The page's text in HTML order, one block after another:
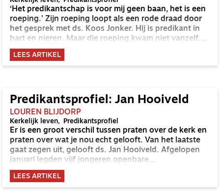
‘Het predikantschap is voor mij geen baan, het is een
roeping.’ Zijn roeping loopt als een rode draad door
het gesprek met ds. Koos Jonker. Hij is predikant in
hart en nieren. Maar die roeping kwam niet vanzelf.
Zijn Zuid-Afrikaanse accent verraadt meteen dat die
weg op zijn minst één landsgrens overging. Meer dan
eens ging dat als bij Mozes en Jeremia: tegen zijn
LEES ARTIKEL
Predikantsprofiel: Jan Hooiveld
LOUREN BLIJDORP
Kerkelijk leven Predikantsprofiel
Er is een groot verschil tussen praten over de kerk en
praten over wat je nou echt gelooft. Van het laatste
gaat zegen uit, gelooft ds. Jan Hooiveld. Afgelopen
januari legden vijf jongeren openbare
geloofsbelijdenis af in zijn gemeente. Ze gaven
allemaal een getuigenis in de dienst, heel persoonlijk.
Vertellen over Jezus en zien dat Gods echt iets doet,
LEES ARTIKEL